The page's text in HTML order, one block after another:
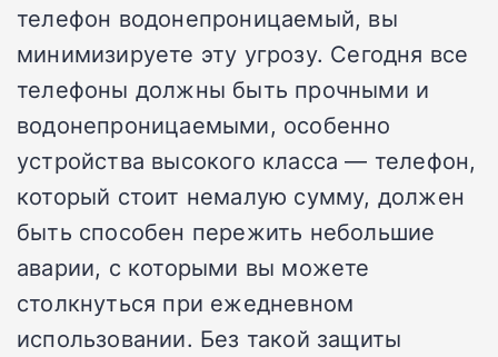
телефон водонепроницаемый, вы
минимизируете эту угрозу. Сегодня все
телефоны должны быть прочными и
водонепроницаемыми, особенно
устройства высокого класса — телефон,
который стоит немалую сумму, должен
быть способен пережить небольшие
аварии, с которыми вы можете
столкнуться при ежедневном
использовании. Без такой защиты